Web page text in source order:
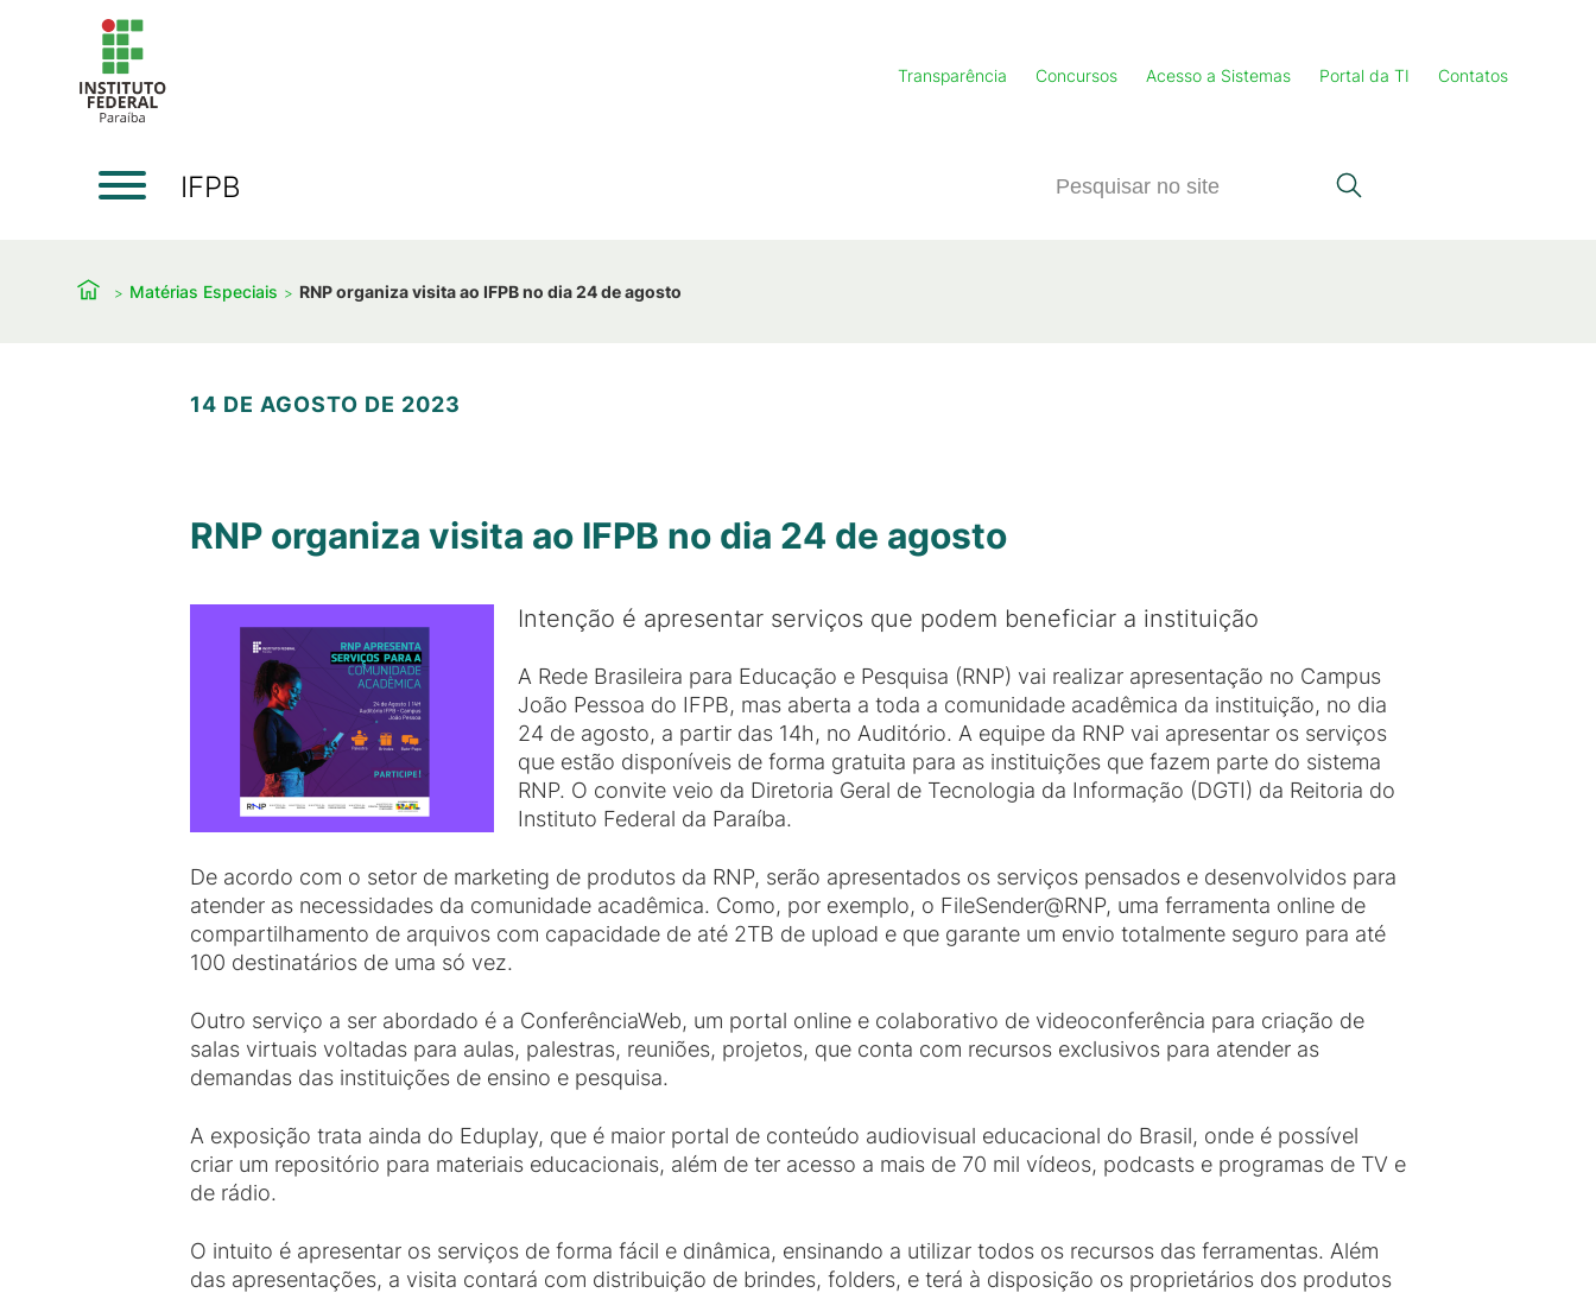
Transparência Concursos Acesso a Sistemas Portal da TI Contatos
IFPB
Matérias Especiais RNP organiza visita ao IFPB no dia 24 de agosto
14 DE AGOSTO DE 2023
RNP organiza visita ao IFPB no dia 24 de agosto
Intenção é apresentar serviços que podem beneficiar a instituição
A Rede Brasileira para Educação e Pesquisa (RNP) vai realizar apresentação no Campus
João Pessoa do IFPB, mas aberta a toda a comunidade acadêmica da instituição, no dia
24 de agosto, a partir das 14h, no Auditório. A equipe da RNP vai apresentar os serviços
que estão disponíveis de forma gratuita para as instituições que fazem parte do sistema
RNP. O convite veio da Diretoria Geral de Tecnologia da Informação (DGTI) da Reitoria do
Instituto Federal da Paraíba.
De acordo com o setor de marketing de produtos da RNP, serão apresentados os serviços pensados e desenvolvidos para
atender as necessidades da comunidade acadêmica. Como, por exemplo, o FileSender@RNP, uma ferramenta online de
compartilhamento de arquivos com capacidade de até 2TB de upload e que garante um envio totalmente seguro para até
100 destinatários de uma só vez.
Outro serviço a ser abordado é a ConferênciaWeb, um portal online e colaborativo de videoconferência para criação de
salas virtuais voltadas para aulas, palestras, reuniões, projetos, que conta com recursos exclusivos para atender as
demandas das instituições de ensino e pesquisa.
A exposição trata ainda do Eduplay, que é maior portal de conteúdo audiovisual educacional do Brasil, onde é possível
criar um repositório para materiais educacionais, além de ter acesso a mais de 70 mil vídeos, podcasts e programas de TV e
de rádio.
O intuito é apresentar os serviços de forma fácil e dinâmica, ensinando a utilizar todos os recursos das ferramentas. Além
das apresentações, a visita contará com distribuição de brindes, folders, e terá à disposição os proprietários dos produtos